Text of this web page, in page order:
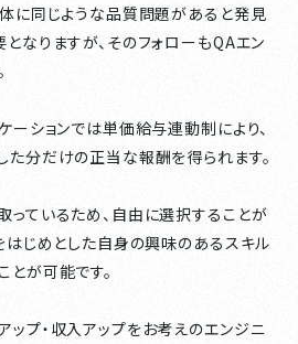
体に同じような品質問題があると発見
なりますが、そのフォローもQAエン
ションでは単価給与連動制により、
た分だけの正当な報酬を得られます。
っているため、自由に選択することが
はじめとした自身の興味のあるスキル
が可能です。
プ・収入アップをお考えのエンジニ